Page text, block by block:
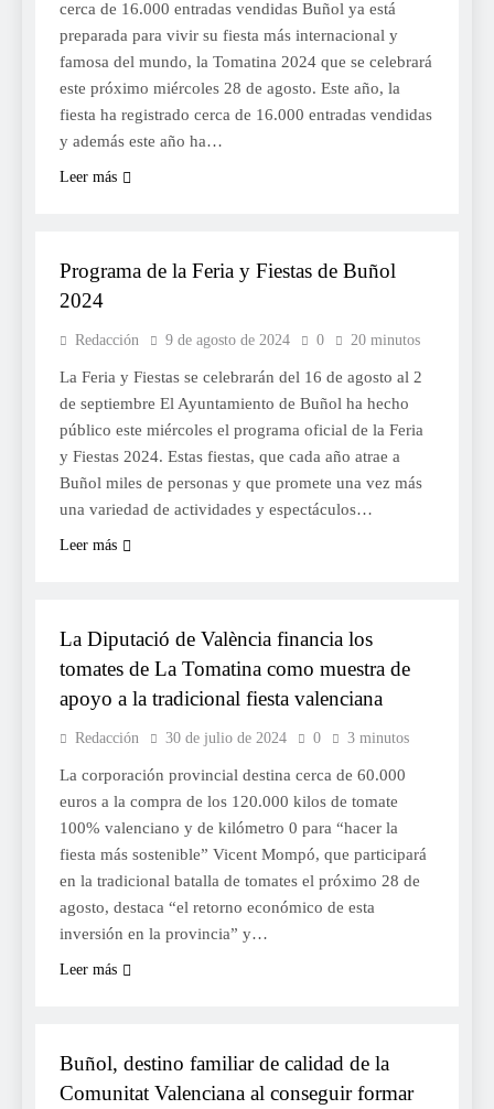
cerca de 16.000 entradas vendidas Buñol ya está
preparada para vivir su fiesta más internacional y
famosa del mundo, la Tomatina 2024 que se celebrará
este próximo miércoles 28 de agosto. Este año, la
fiesta ha registrado cerca de 16.000 entradas vendidas
y además este año ha…
Leer más
Programa de la Feria y Fiestas de Buñol
2024
Redacción 9 de agosto de 2024 0 20 minutos
La Feria y Fiestas se celebrarán del 16 de agosto al 2
de septiembre El Ayuntamiento de Buñol ha hecho
público este miércoles el programa oficial de la Feria
y Fiestas 2024. Estas fiestas, que cada año atrae a
Buñol miles de personas y que promete una vez más
una variedad de actividades y espectáculos…
Leer más
La Diputació de València financia los
tomates de La Tomatina como muestra de
apoyo a la tradicional fiesta valenciana
Redacción 30 de julio de 2024 0 3 minutos
La corporación provincial destina cerca de 60.000
euros a la compra de los 120.000 kilos de tomate
100% valenciano y de kilómetro 0 para “hacer la
fiesta más sostenible” Vicent Mompó, que participará
en la tradicional batalla de tomates el próximo 28 de
agosto, destaca “el retorno económico de esta
inversión en la provincia” y…
Leer más
Buñol, destino familiar de calidad de la
Comunitat Valenciana al conseguir formar